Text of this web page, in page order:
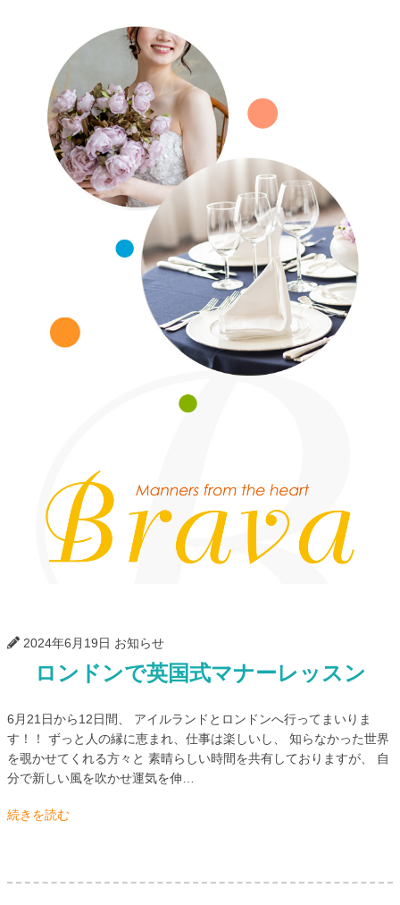
2024年6月19日 お知らせ
ロンドンで英国式マナーレッスン
6月21日から12日間、 アイルランドとロンドンへ行ってまいりま
す！！ ずっと人の縁に恵まれ、仕事は楽しいし、 知らなかった世界
を覗かせてくれる方々と 素晴らしい時間を共有しておりますが、 自
分で新しい風を吹かせ運気を伸…
続きを読む